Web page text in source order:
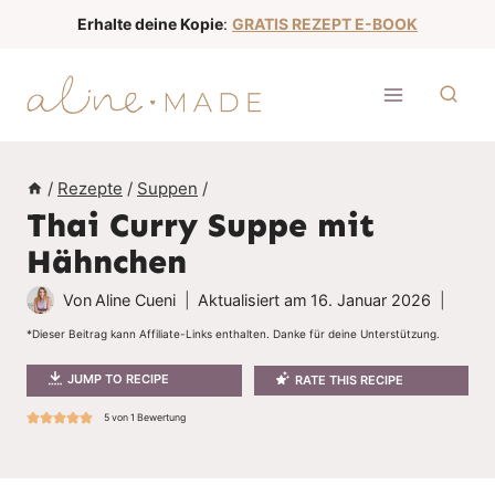
Erhalte deine Kopie: GRATIS REZEPT E-BOOK
/ Rezepte / Suppen /
Thai Curry Suppe mit
Hähnchen
Von Aline Cueni Aktualisiert am 16. Januar 2026
*Dieser Beitrag kann Affiliate-Links enthalten. Danke für deine Unterstützung.
JUMP TO RECIPE RATE THIS RECIPE
5von 1 Bewertung